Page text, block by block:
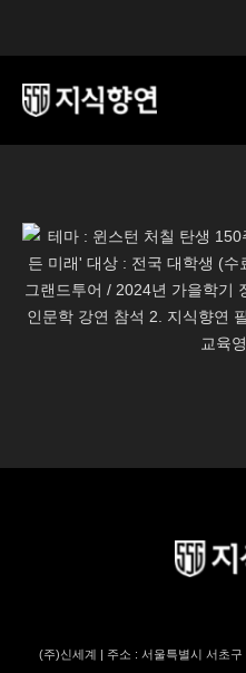
(주)신세계 | 주소 : 서울특별시 서초